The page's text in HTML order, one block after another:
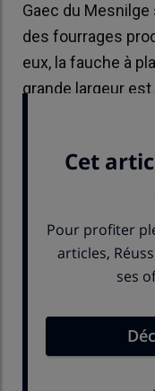
Gaec du
des fourrages
eux, la fauche à
grande largeur